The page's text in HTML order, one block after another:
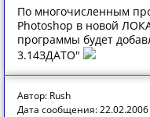
По многочисленным
Photoshop в новой
программы будет
3.14ЗДАТО"
Автор: Rush
Дата сообщения: 22.02.2006